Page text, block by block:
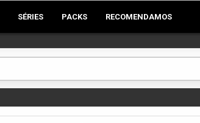
SÉRIES PACKS RECOMENDAMOS